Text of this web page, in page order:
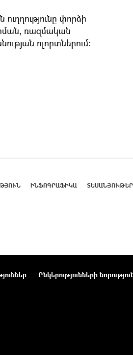
փորձի
ռազմական
ոլորտներում։
ԻՆՖՈԳՐԱՖԻԿԱ ՏԵՍԱՆՅՈՒԹԵՐ
Ընկերությունների